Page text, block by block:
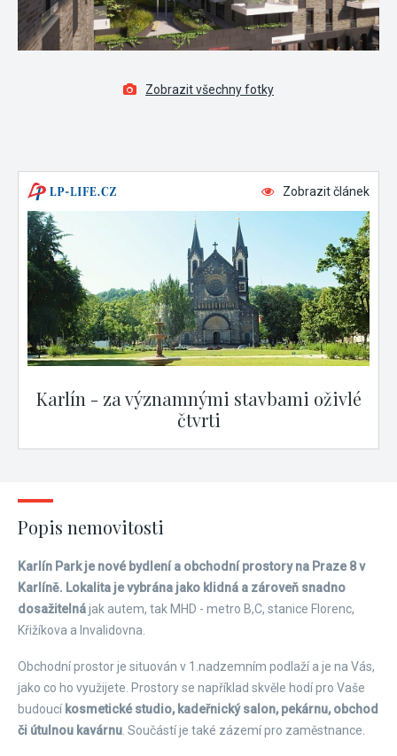
Zobrazit všechny fotky
Zobrazit článek
Karlín - za významnými stavbami oživlé
čtvrti
Popis nemovitosti
Karlín Park je nové bydlení a obchodní prostory na Praze 8 v
Karlíně. Lokalita je vybrána jako klidná a zároveň snadno
dosažitelnájak autem, tak MHD - metro B,C, stanice Florenc,
Křižíkova a Invalidovna.
Obchodní prostor je situován v 1.nadzemním podlaží a je na Vás,
jako co ho využijete. Prostory se například skvěle hodí pro Vaše
budoucíkosmetické studio, kadeřnický salon, pekárnu, obchod
či útulnou kavárnu . Součástí je také zázemí pro zaměstnance.